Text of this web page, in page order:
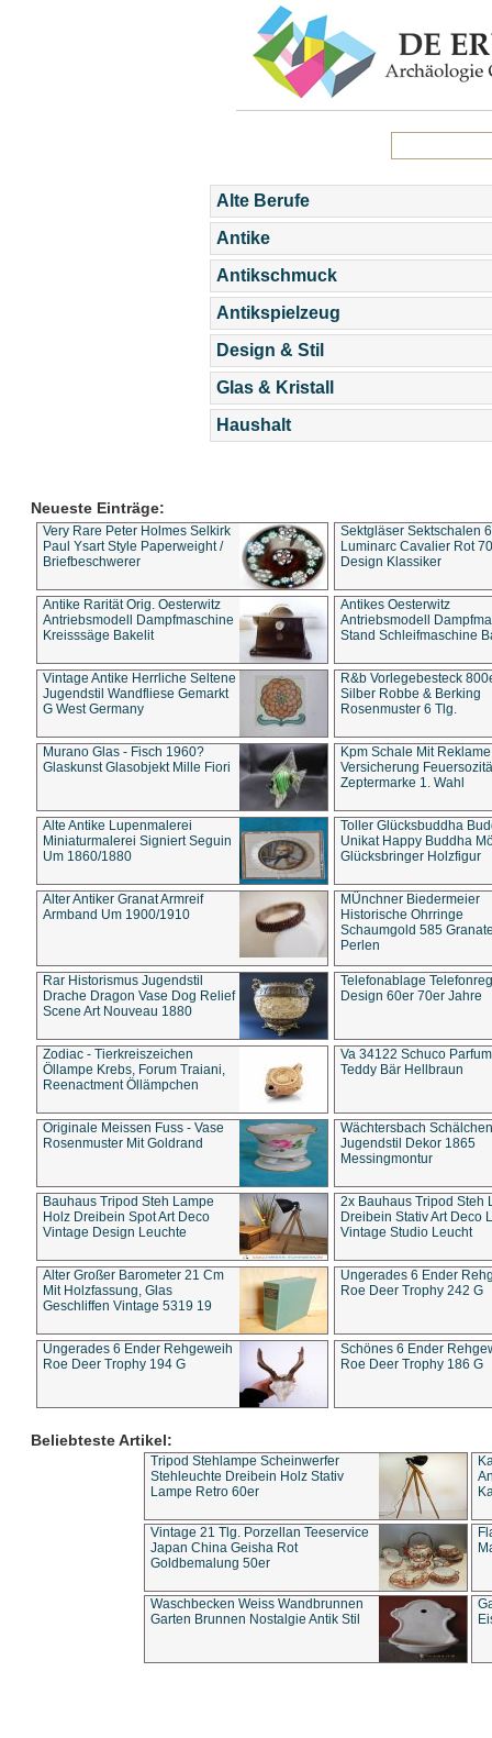
Alte Berufe
Antike
Antikschmuck
Antikspielzeug
Design & Stil
Glas & Kristall
Haushalt
Neueste Einträge:
Very Rare Peter Holmes Selkirk
Paul Ysart Style Paperweight /
Briefbeschwerer
Sektgläser Sektschalen
Luminarc Cavalier Rot
Design Klassiker
Antike Rarität Orig. Oesterwitz
Antriebsmodell Dampfmaschine
Kreisssäge Bakelit
Antikes Oesterwitz
Antriebsmodell
Stand Schleifmaschine
Vintage Antike Herrliche Seltene
Jugendstil Wandfliese Gemarkt
G West Germany
R&b Vorlegebesteck
Silber Robbe & Berking
Rosenmuster 6 Tlg.
Murano Glas - Fisch 1960?
Glaskunst Glasobjekt Mille Fiori
Kpm Schale Mit Reklame
Versicherung
Zeptermarke 1. Wahl
Alte Antike Lupenmalerei
Miniaturmalerei Signiert Seguin
Um 1860/1880
Toller Glücksbuddha
Unikat Happy Buddha
Glücksbringer Holzfigur
Alter Antiker Granat Armreif
Armband Um 1900/1910
MÜnchner Biedermeier
Historische Ohrringe
Schaumgold 585
Perlen
Rar Historismus Jugendstil
Drache Dragon Vase Dog Relief
Scene Art Nouveau 1880
Telefonablage
Design 60er 70er Jahre
Zodiac - Tierkreiszeichen
Öllampe Krebs, Forum Traiani,
Reenactment Öllämpchen
Va 34122 Schuco
Teddy Bär Hellbraun
Originale Meissen Fuss - Vase
Rosenmuster Mit Goldrand
Wächtersbach Schälchen
Jugendstil Dekor 1865
Messingmontur
Bauhaus Tripod Steh Lampe
Holz Dreibein Spot Art Deco
Vintage Design Leuchte
2x Bauhaus Tripod Steh
Dreibein Stativ Art Deco
Vintage Studio Leucht
Alter Großer Barometer 21 Cm
Mit Holzfassung, Glas
Geschliffen Vintage 5319 19
Ungerades 6 Ender
Roe Deer Trophy 242 G
Ungerades 6 Ender Rehgeweih
Roe Deer Trophy 194 G
Schönes 6 Ender
Roe Deer Trophy 186 G
Beliebteste Artikel:
Tripod Stehlampe Scheinwerfer
Stehleuchte Dreibein Holz Stativ
Lampe Retro 60er
Vintage 21 Tlg. Porzellan Teeservice
Japan China Geisha Rot
Goldbemalung 50er
Waschbecken Weiss Wandbrunnen
Garten Brunnen Nostalgie Antik Stil